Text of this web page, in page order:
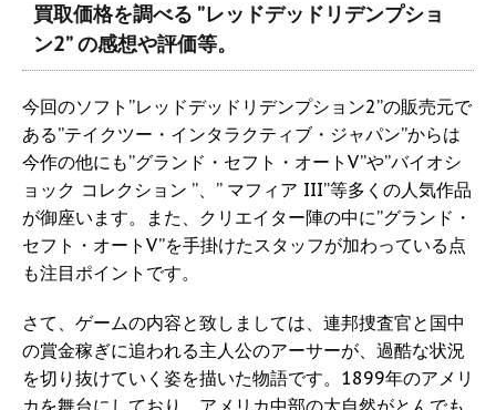
買取価格を調べる ”レッドデッドリデンプショ
ン2” の感想や評価等。
今回のソフト”レッドデッドリデンプション2”の販売元で
ある”テイクツー・インタラクティブ・ジャパン”からは
今作の他にも”グランド・セフト・オートV”や”バイオシ
ョック コレクション ”、” マフィア III”等多くの人気作品
が御座います。また、クリエイター陣の中に”グランド・
セフト・オートV”を手掛けたスタッフが加わっている点
も注目ポイントです。
さて、ゲームの内容と致しましては、連邦捜査官と国中
の賞金稼ぎに追われる主人公のアーサーが、過酷な状況
を切り抜けていく姿を描いた物語です。1899年のアメリ